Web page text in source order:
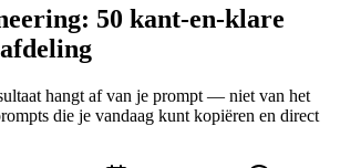
50 kant-en-klare
hangt af van je prompt — niet van het
die je vandaag kunt kopiëren en direct